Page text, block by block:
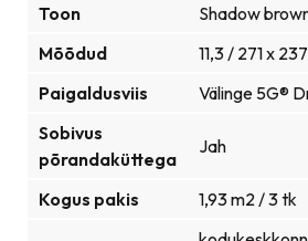
Toon
Shadow
Mõõdud
11,3 / 271 x
Paigaldusviis
Välinge 5G®
Sobivus
põrandaküttega
Jah
Kogus pakis
1,93 m2 / 3 tk